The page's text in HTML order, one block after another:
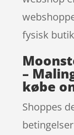
fysisk
–
købe
Shoppes